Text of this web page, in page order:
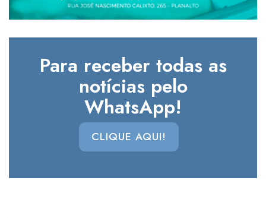
Para receber todas as
notícias pelo
WhatsApp!
CLIQUE AQUI!